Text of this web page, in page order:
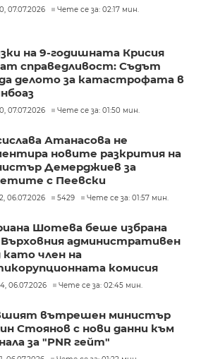
07.07.2026 Чете се за: 02:17 мин.
на 9-годишната Крисия
справедливост: Съдът
делото за катастрофата в
07.07.2026 Чете се за: 01:50 мин.
Атанасова не
новите разкрития на
Демерджиев за
с Пеевски
06.07.2026 5429 Чете се за: 01:57 мин.
Шотева беше избрана
административен
като член на
комисия
06.07.2026 Чете се за: 02:45 мин.
вътрешен министър
Стоянов с нови данни към
за "PNR гейт"